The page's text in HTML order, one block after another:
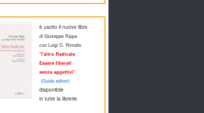
è uscito il nuovo libro
diGiuseppe Rippa
con Luigi O. Rintallo
"l'altro Radicale
Essere liberali
senza aggettivi"
(Guida editori)
disponibile
in tutte la librerie